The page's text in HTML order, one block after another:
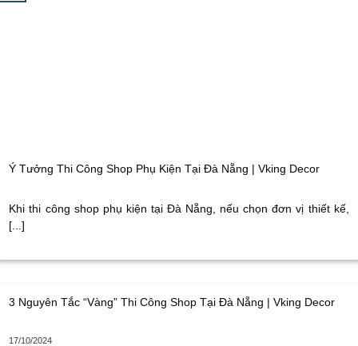
Ý Tưởng Thi Công Shop Phụ Kiện Tại Đà Nẵng | Vking Decor
Khi thi công shop phụ kiện tại Đà Nẵng, nếu chọn đơn vị thiết kế,
[...]
3 Nguyên Tắc “Vàng” Thi Công Shop Tại Đà Nẵng | Vking Decor
17/10/2024